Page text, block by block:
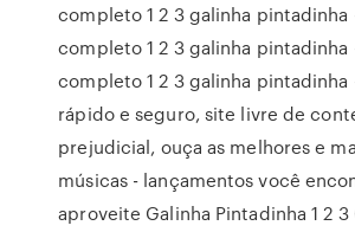
completo 1 2 3 galinha pintadinha
completo 1 2 3 galinha pintadinha
completo 1 2 3 galinha pintadinha
rápido e seguro, site livre de
prejudicial, ouça as melhores e
músicas - lançamentos você
aproveite Galinha Pintadinha 1 2